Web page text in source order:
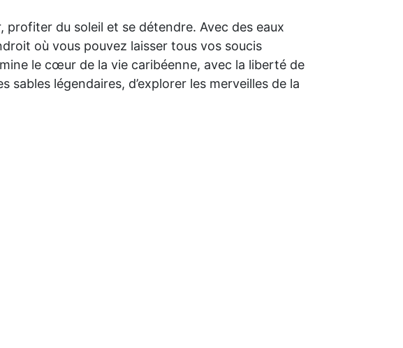
profiter du soleil et se détendre. Avec des eaux
où vous pouvez laisser tous vos soucis
le cœur de la vie caribéenne, avec la liberté de
sables légendaires, d’explorer les merveilles de la